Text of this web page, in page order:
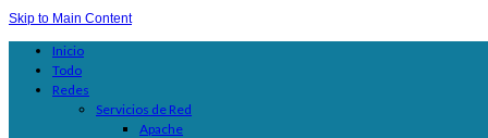
Skip to Main Content
Inicio
Todo
Redes
Servicios de Red
Apache